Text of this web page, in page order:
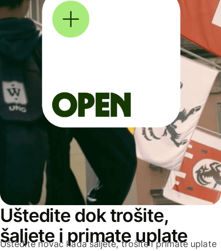
Uštedite dok trošite,
šaljete i primate uplate
Uštedite novac kada šaljete, trošite i primate uplate